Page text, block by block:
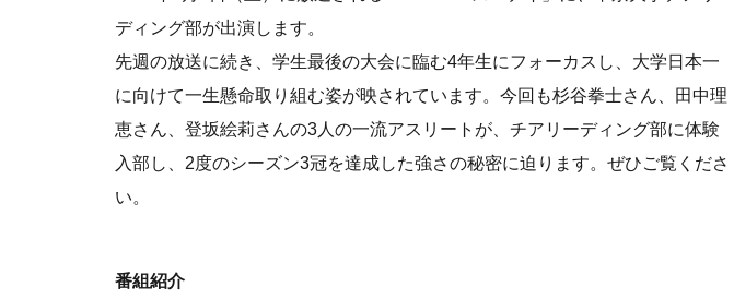
帝京大学スポーツ憲章
ディング部が出演します。
先週の放送に続き、学生最後の大会に臨む4年生にフォーカスし、大学日本一
に向けて一生懸命取り組む姿が映されています。今回も杉谷拳士さん、田中理
恵さん、登坂絵莉さんの3人の一流アスリートが、チアリーディング部に体験
入部し、2度のシーズン3冠を達成した強さの秘密に迫ります。ぜひご覧くださ
い。
番組紹介